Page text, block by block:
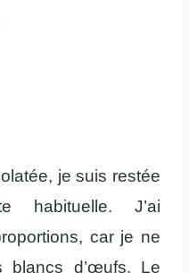
je suis restée
habituelle. J’ai
car je ne
blancs d’œufs. Le